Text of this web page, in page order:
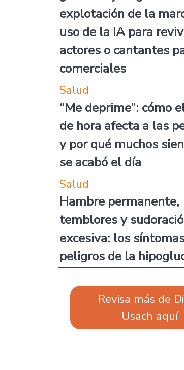
explotación de la
uso de la IA para
actores o cantantes
comerciales
Salud
“Me deprime”: cómo
de hora afecta a las
y por qué muchos
se acabó el día
Salud
Hambre permanente,
temblores y
excesiva: los
peligros de la
Revisa más de
Usach aquí